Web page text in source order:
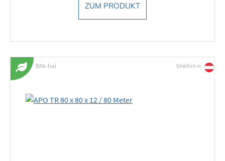
ZUM PRODUKT
BPA-frei Erhältlich in: